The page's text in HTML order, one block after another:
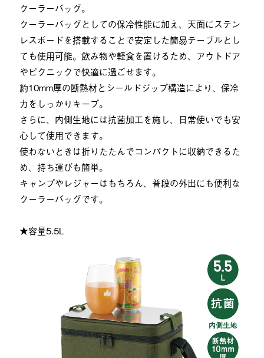
クーラーバッグ。
クーラーバッグとしての保冷性能に加え、天面にステン
レスボードを搭載することで安定した簡易テーブルとし
ても使用可能。飲み物や軽食を置けるため、アウトドア
やピクニックで快適に過ごせます。
約10mm厚の断熱材とシールドジップ構造により、保冷
力をしっかりキープ。
さらに、内側生地には抗菌加工を施し、日常使いでも安
心して使用できます。
使わないときは折りたたんでコンパクトに収納できるた
め、持ち運びも簡単。
キャンプやレジャーはもちろん、普段の外出にも便利な
クーラーバッグです。
★容量5.5L